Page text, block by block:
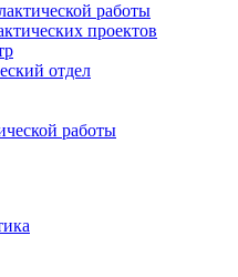
работы
проектов
отдел
работы